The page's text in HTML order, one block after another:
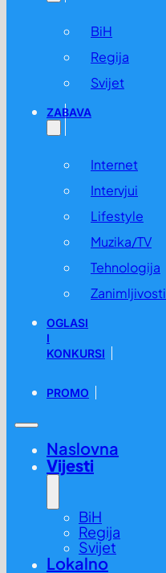
BiH
Regija
Svijet
ZABAVA
Internet
Intervjui
Lifestyle
Muzika/TV
Tehnologija
Zanimljivosti
OGLASI
I
KONKURSI
PROMO
Naslovna
Vijesti
BiH
Regija
Svijet
Lokalno